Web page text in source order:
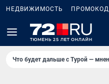
НЕДВИЖИМОСТЬ
Что будет дальше с Турой —